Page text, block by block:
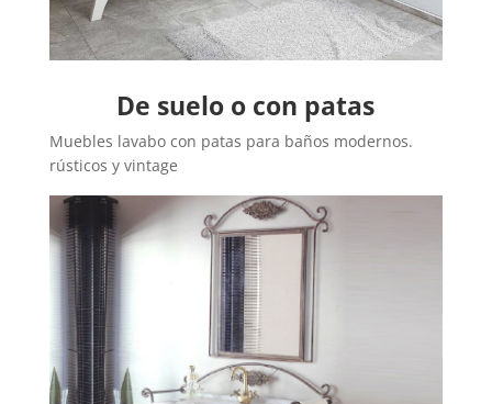
De suelo o con patas
Muebles lavabo con patas para baños modernos.
rústicos y vintage